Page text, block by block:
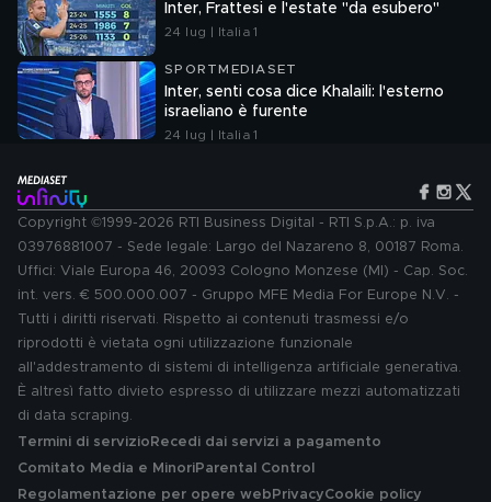
Inter, Frattesi e l'estate "da esubero"
24 lug | Italia 1
SPORTMEDIASET
Inter, senti cosa dice Khalaili: l'esterno
israeliano è furente
24 lug | Italia 1
Copyright ©1999-2026 RTI Business Digital - RTI S.p.A.: p. iva
03976881007 - Sede legale: Largo del Nazareno 8, 00187 Roma.
Uffici: Viale Europa 46, 20093 Cologno Monzese (MI) - Cap. Soc.
int. vers. € 500.000.007 - Gruppo MFE Media For Europe N.V. -
Tutti i diritti riservati. Rispetto ai contenuti trasmessi e/o
riprodotti è vietata ogni utilizzazione funzionale
all'addestramento di sistemi di intelligenza artificiale generativa.
È altresì fatto divieto espresso di utilizzare mezzi automatizzati
di data scraping.
Termini di servizio Recedi dai servizi a pagamento
Comitato Media e MinoriParental Control
Regolamentazione per opere web PrivacyCookie policy